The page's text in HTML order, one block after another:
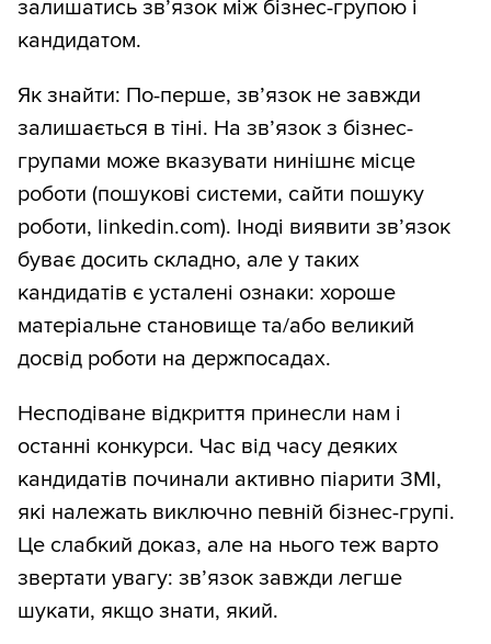
залишатись зв’язок між бізнес-групою і
кандидатом.
Як знайти: По-перше, зв’язок не завжди
залишається в тіні. На зв’язок з бізнес-
групами може вказувати нинішнє місце
роботи (пошукові системи, сайти пошуку
роботи, linkedin.com). Іноді виявити зв’язок
буває досить складно, але у таких
кандидатів є усталені ознаки: хороше
матеріальне становище та/або великий
досвід роботи на держпосадах.
Несподіване відкриття принесли нам і
останні конкурси. Час від часу деяких
кандидатів починали активно піарити ЗМІ,
які належать виключно певній бізнес-групі.
Це слабкий доказ, але на нього теж варто
звертати увагу: зв’язок завжди легше
шукати, якщо знати, який.